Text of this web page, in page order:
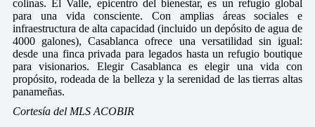
colinas. El Valle, epicentro del bienestar, es un refugio global
para una vida consciente. Con amplias áreas sociales e
infraestructura de alta capacidad (incluido un depósito de agua de
4000 galones), Casablanca ofrece una versatilidad sin igual:
desde una finca privada para legados hasta un refugio boutique
para visionarios. Elegir Casablanca es elegir una vida con
propósito, rodeada de la belleza y la serenidad de las tierras altas
panameñas.
Cortesía del MLS ACOBIR